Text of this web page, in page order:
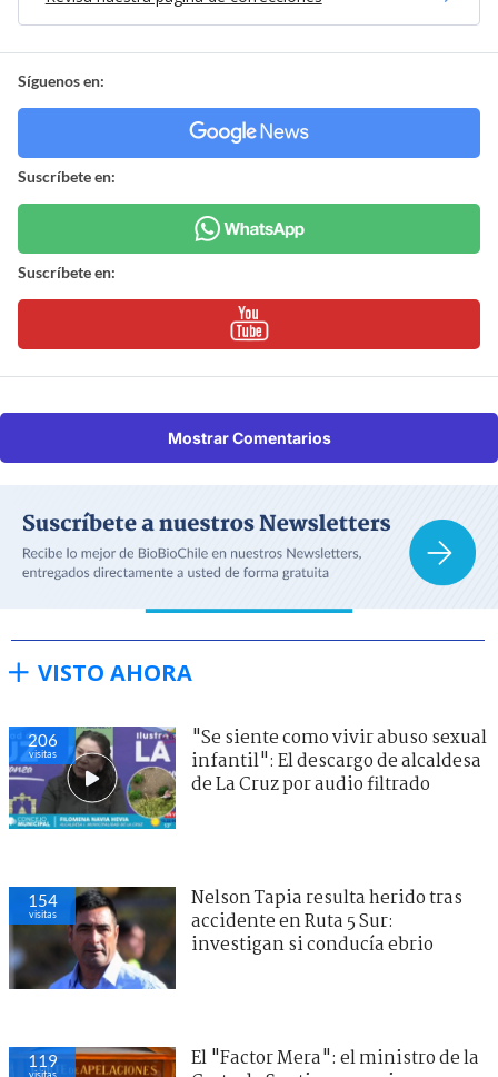
Síguenos en:
Suscríbete en:
Suscríbete en:
Mostrar Comentarios
VISTO AHORA
206
visitas
"Se siente como vivir abuso sexual
infantil": El descargo de alcaldesa
de La Cruz por audio filtrado
154
visitas
Nelson Tapia resulta herido tras
accidente en Ruta 5 Sur:
investigan si conducía ebrio
119
El "Factor Mera": el ministro de la